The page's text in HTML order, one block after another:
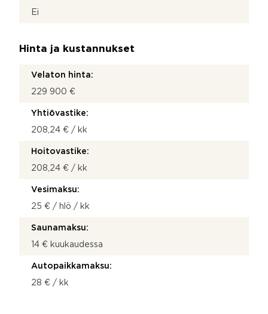
Ei
Hinta ja kustannukset
Velaton hinta:
229 900 €
Yhtiövastike:
208,24 € / kk
Hoitovastike:
208,24 € / kk
Vesimaksu:
25 € / hlö / kk
Saunamaksu:
14 € kuukaudessa
Autopaikkamaksu:
28 € / kk